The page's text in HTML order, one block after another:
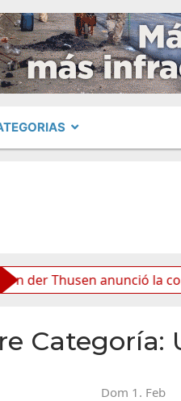
la convocatoria a
Categoría:
Dom 1. Feb